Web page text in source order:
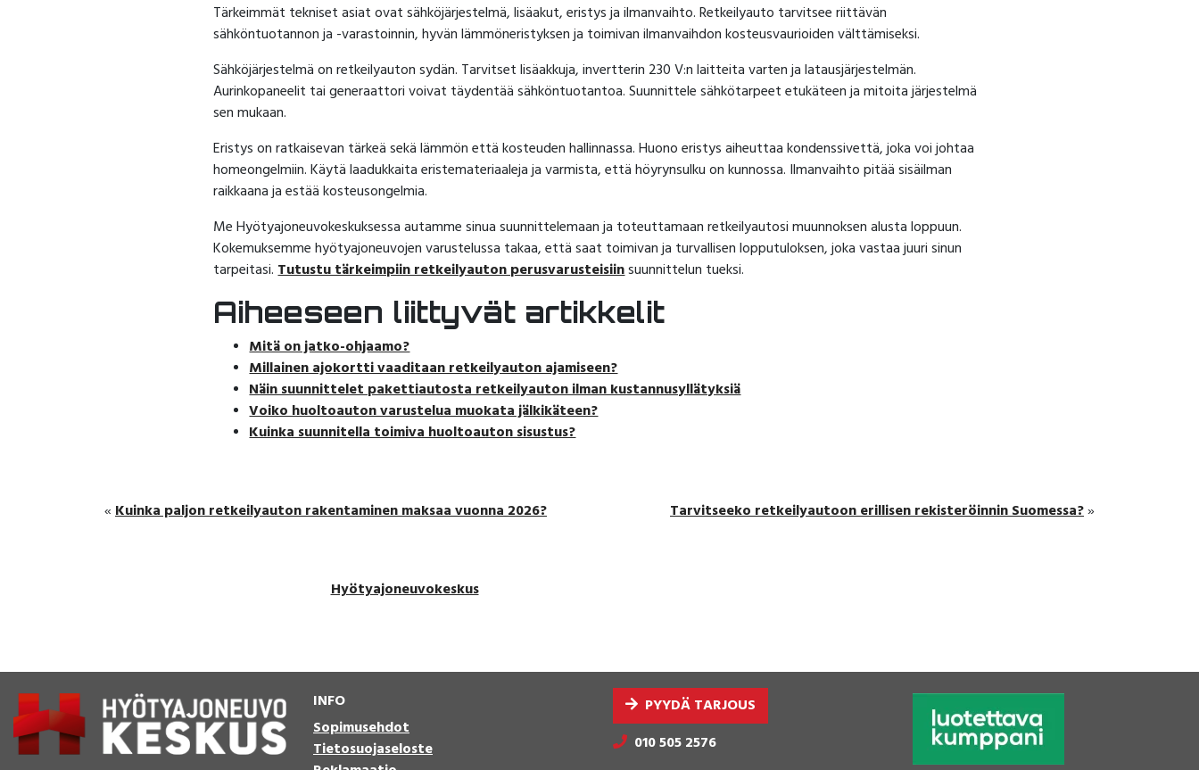
Tärkeimmät tekniset asiat ovat sähköjärjestelmä, lisäakut, eristys ja ilmanvaihto. Retkeilyauto tarvitsee riittävän
sähköntuotannon ja -varastoinnin, hyvän lämmöneristyksen ja toimivan ilmanvaihdon kosteusvaurioiden välttämiseksi.
Sähköjärjestelmä on retkeilyauton sydän. Tarvitset lisäakkuja, invertterin 230 V:n laitteita varten ja latausjärjestelmän.
Aurinkopaneelit tai generaattori voivat täydentää sähköntuotantoa. Suunnittele sähkötarpeet etukäteen ja mitoita järjestelmä
sen mukaan.
Eristys on ratkaisevan tärkeä sekä lämmön että kosteuden hallinnassa. Huono eristys aiheuttaa kondenssivettä, joka voi johtaa
homeongelmiin. Käytä laadukkaita eristemateriaaleja ja varmista, että höyrynsulku on kunnossa. Ilmanvaihto pitää sisäilman
raikkaana ja estää kosteusongelmia.
Me Hyötyajoneuvokeskuksessa autamme sinua suunnittelemaan ja toteuttamaan retkeilyautosi muunnoksen alusta loppuun.
Kokemuksemme hyötyajoneuvojen varustelussa takaa, että saat toimivan ja turvallisen lopputuloksen, joka vastaa juuri sinun
tarpeitasi.Tutustu tärkeimpiin retkeilyauton perusvarusteisiinsuunnittelun tueksi.
Aiheeseen liittyvät artikkelit
Mitä on jatko-ohjaamo?
Millainen ajokortti vaaditaan retkeilyauton ajamiseen?
Näin suunnittelet pakettiautosta retkeilyauton ilman kustannusyllätyksiä
Voiko huoltoauton varustelua muokata jälkikäteen?
Kuinka suunnitella toimiva huoltoauton sisustus?
« Kuinka paljon retkeilyauton rakentaminen maksaa vuonna 2026? Tarvitseeko retkeilyautoon erillisen rekisteröinnin Suomessa? »
Hyötyajoneuvokeskus
INFO
Sopimusehdot
Tietosuojaseloste
PYYDÄ TARJOUS
010 505 2576